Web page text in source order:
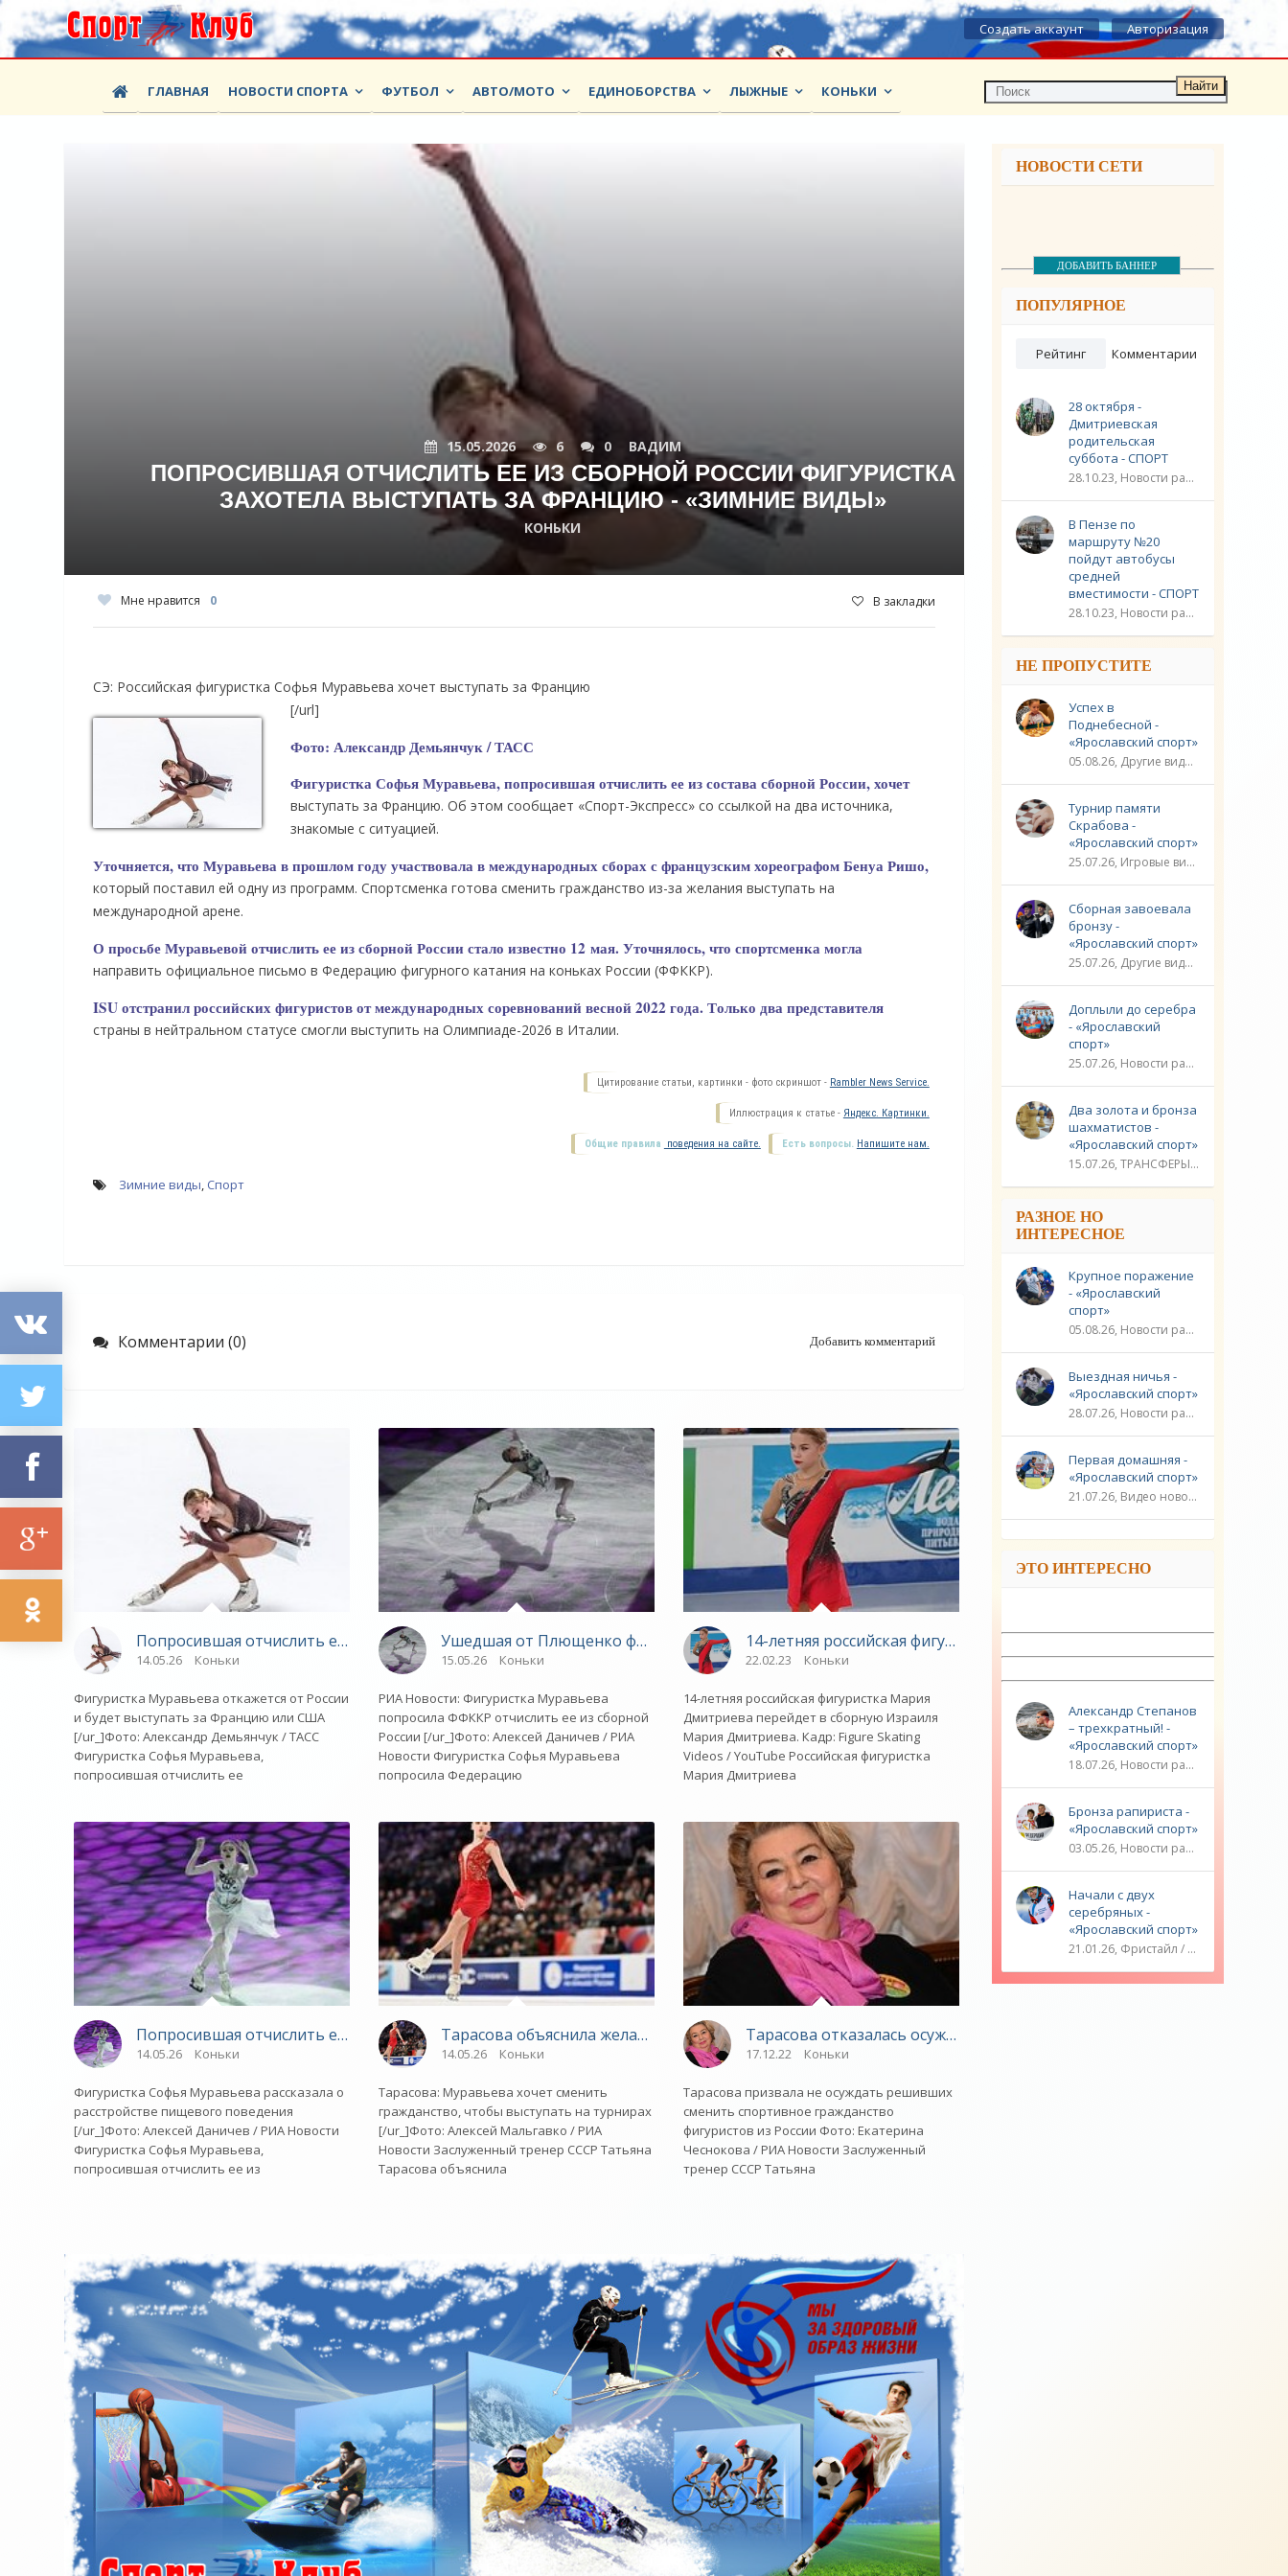
Создать аккаунт Авторизация
ГЛАВНАЯ НОВОСТИ СПОРТА ФУТБОЛ АВТО/МОТО ЕДИНОБОРСТВА ЛЫЖНЫЕ КОНЬКИ Найти
15.05.2026 6 0 ВАДИМ
ПОПРОСИВШАЯ ОТЧИСЛИТЬ ЕЕ ИЗ СБОРНОЙ РОССИИ ФИГУРИСТКА
ЗАХОТЕЛА ВЫСТУПАТЬ ЗА ФРАНЦИЮ - «ЗИМНИЕ ВИДЫ»
КОНЬКИ
Мне нравится 0 В закладки
СЭ: Российская фигуристка Софья Муравьева хочет выступать за Францию
[/url]
Фото: Александр Демьянчук / ТАСС
Фигуристка Софья Муравьева, попросившая отчислить ее из состава сборной России, хочет
выступать за Францию. Об этом сообщает «Спорт-Экспресс» со ссылкой на два источника,
знакомые с ситуацией.
Уточняется, что Муравьева в прошлом году участвовала в международных сборах с французским хореографом Бенуа Ришо,
который поставил ей одну из программ. Спортсменка готова сменить гражданство из-за желания выступать на
международной арене.
О просьбе Муравьевой отчислить ее из сборной России стало известно 12 мая. Уточнялось, что спортсменка могла
направить официальное письмо в Федерацию фигурного катания на коньках России (ФФККР).
ISU отстранил российских фигуристов от международных соревнований весной 2022 года. Только два представителя
страны в нейтральном статусе смогли выступить на Олимпиаде-2026 в Италии.
Цитирование статьи, картинки - фото скриншот - Rambler News Service.
Иллюстрация к статье - Яндекс. Картинки.
Есть вопросы. Напишите нам.
Общие правила поведения на сайте.
Зимние виды, Спорт
Комментарии (0) Добавить комментарий
Попросившая отчислить ее из сборной России фигуристка начала выбор между двумя странами - «Зимние виды»
14.05.26 Коньки
Фигуристка Муравьева откажется от России
и будет выступать за Францию или США
[/ur_]Фото: Александр Демьянчук / ТАСС
Фигуристка Софья Муравьева,
попросившая отчислить ее
Попросившая отчислить ее из сборной России фигуристка рассказала об РПП - «Зимние виды»
14.05.26 Коньки
Фигуристка Софья Муравьева рассказала о
расстройстве пищевого поведения
[/ur_]Фото: Алексей Даничев / РИА Новости
Фигуристка Софья Муравьева,
попросившая отчислить ее из
Ушедшая от Плющенко фигуристка попросила отчислить ее из сборной России - «Зимние виды»
15.05.26 Коньки
РИА Новости: Фигуристка Муравьева
попросила ФФККР отчислить ее из сборной
России [/ur_]Фото: Алексей Даничев / РИА
Новости Фигуристка Софья Муравьева
попросила Федерацию
Тарасова объяснила желание вице-чемпионки России сменить гражданство - «Зимние виды»
14.05.26 Коньки
Тарасова: Муравьева хочет сменить
гражданство, чтобы выступать на турнирах
[/ur_]Фото: Алексей Мальгавко / РИА
Новости Заслуженный тренер СССР Татьяна
Тарасова объяснила
14-летняя российская фигуристка решила сменить спортивное
22.02.23 Коньки
14-летняя российская фигуристка Мария
Дмитриева перейдет в сборную Израиля
Мария Дмитриева. Кадр: Figure Skating
Videos / YouTube Российская фигуристка
Мария Дмитриева
Тарасова отказалась осуждать решивших сменить спортивное
17.12.22 Коньки
Тарасова призвала не осуждать решивших
сменить спортивное гражданство
фигуристов из России Фото: Екатерина
Чеснокова / РИА Новости Заслуженный
тренер СССР Татьяна
НОВОСТИ СЕТИ
ДОБАВИТЬ БАННЕР
ПОПУЛЯРНОЕ
Рейтинг Комментарии
28 октября -
Дмитриевская
родительская
суббота - СПОРТ
28.10.23, Новости разное / Плавание / Спорт
В Пензе по
маршруту №20
пойдут автобусы
средней
вместимости - СПОРТ
28.10.23, Новости разное / Другие виды спорта / Видео новости / Плавание / Спорт
НЕ ПРОПУСТИТЕ
Успех в
Поднебесной -
«Ярославский спорт»
05.08.26, Другие виды спорта / Шахматы / Новости разное / Спорт
Турнир памяти
Скрабова -
«Ярославский спорт»
25.07.26, Игровые виды спорта / Другие виды спорта / Плавание / ТРАНСФЕРЫ / Видео новости / Спорт
Сборная завоевала
бронзу -
«Ярославский спорт»
25.07.26, Другие виды спорта / Стрельба / Плавание / ЛИГА ЧЕМПИОНОВ / Спорт / Видео новости
Доплыли до серебра
- «Ярославский
спорт»
25.07.26, Новости разное / Гребля / Многоборье / Плавание / Другие виды спорта / Водные виды спорта / Видео новости / Спорт
Два золота и бронза
шахматистов -
«Ярославский спорт»
15.07.26, ТРАНСФЕРЫ / Новости разное / Другие виды спорта / Видео новости / Спорт
РАЗНОЕ НО
ИНТЕРЕСНОЕ
Крупное поражение
- «Ярославский
спорт»
05.08.26, Новости разное / Плавание / ФУТБОЛ / ЛИГА ЧЕМПИОНОВ / Видео новости / Игровые виды спорта / Спорт
Выездная ничья -
«Ярославский спорт»
28.07.26, Новости разное / ЛИГА ЧЕМПИОНОВ / ФУТБОЛ / Плавание / ГОЛЬФ / Игровые виды спорта / Видео новости / Спорт
Первая домашняя -
«Ярославский спорт»
21.07.26, Видео новости / ЛИГА ЧЕМПИОНОВ / ФУТБОЛ / Плавание / Новости разное / Игровые виды спорта / Спорт
ЭТО ИНТЕРЕСНО
Александр Степанов
– трехкратный! -
«Ярославский спорт»
18.07.26, Новости разное / ТРАНСФЕРЫ / Плавание / ОЛИМПИЙСКИЕ ИГРЫ / Водные виды спорта / Видео новости / Спорт
Бронза рапириста -
«Ярославский спорт»
03.05.26, Новости разное / ОЛИМПИЙСКИЕ ИГРЫ / Плавание / Фехтование / Другие виды спорта / ТЕННИС / Видео новости / Спорт
Начали с двух
серебряных -
«Ярославский спорт»
21.01.26, Фристайл / Плавание / ОЛИМПИЙСКИЕ ИГРЫ / Игровые виды спорта / Видео новости / Спорт